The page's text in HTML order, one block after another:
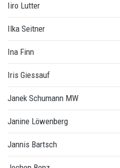
Iiro Lutter
Ilka Seitner
Ina Finn
Iris Giessauf
Janek Schumann MW
Janine Löwenberg
Jannis Bartsch